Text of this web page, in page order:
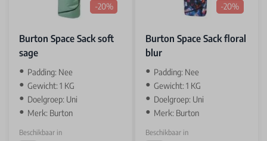
-20%
Burton Space Sack soft
sage
Padding: Nee
Gewicht: 1 KG
Doelgroep: Uni
Merk: Burton
Beschikbaar in
-20%
Burton Space Sack floral
blur
Padding: Nee
Gewicht: 1 KG
Doelgroep: Uni
Merk: Burton
Beschikbaar in